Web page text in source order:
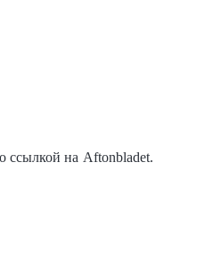
ссылкой на Aftonbladet.